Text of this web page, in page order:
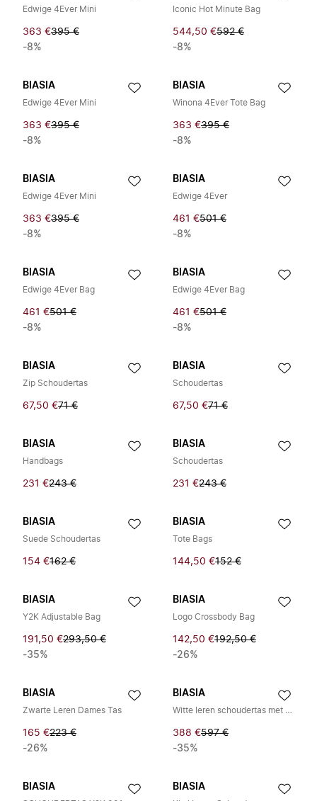
Edwige 4Ever Mini
363 €395 €
-8%
Iconic Hot Minute Bag
544,50 €592 €
-8%
BIASIA
Edwige 4Ever Mini
363 €395 €
-8%
BIASIA
Winona 4Ever Tote Bag
363 €395 €
-8%
BIASIA
Edwige 4Ever Mini
363 €395 €
-8%
BIASIA
Edwige 4Ever
461 €501 €
-8%
BIASIA
Edwige 4Ever Bag
461 €501 €
-8%
BIASIA
Edwige 4Ever Bag
461 €501 €
-8%
BIASIA
Zip Schoudertas
67,50 €71 €
BIASIA
Schoudertas
67,50 €71 €
BIASIA
Handbags
231 €243 €
BIASIA
Schoudertas
231 €243 €
BIASIA
Suede Schoudertas
154 €162 €
BIASIA
Tote Bags
144,50 €152 €
BIASIA
Y2K Adjustable Bag
191,50 €293,50 €
-35%
BIASIA
Logo Crossbody Bag
142,50 €192,50 €
-26%
BIASIA
Zwarte Leren Dames Tas
165 €223 €
-26%
BIASIA
Witte leren schoudertas met verstelbare band
388 €597 €
-35%
BIASIA BIASIA